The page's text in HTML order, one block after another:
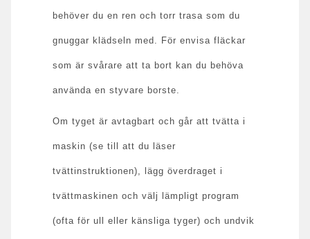
behöver du en ren och torr trasa som du
gnuggar klädseln med. För envisa fläckar
som är svårare att ta bort kan du behöva
använda en styvare borste.
Om tyget är avtagbart och går att tvätta i
maskin (se till att du läser
tvättinstruktionen), lägg överdraget i
tvättmaskinen och välj lämpligt program
(ofta för ull eller känsliga tyger) och undvik